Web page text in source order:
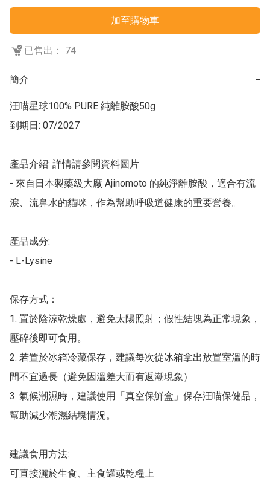
加至購物車
已售出： 74
簡介 −
汪喵星球100% PURE 純離胺酸50g
到期日: 07/2027
產品介紹: 詳情請參閱資料圖片
- 來自日本製藥級大廠 Ajinomoto 的純淨離胺酸，適合有流
淚、流鼻水的貓咪，作為幫助呼吸道健康的重要營養。
產品成分:
- L-Lysine
保存方式：
1. 置於陰涼乾燥處，避免太陽照射；假性結塊為正常現象，
壓碎後即可食用。
2. 若置於冰箱冷藏保存，建議每次從冰箱拿出放置室溫的時
間不宜過長（避免因溫差大而有返潮現象）
3. 氣候潮濕時，建議使用「真空保鮮盒」保存汪喵保健品，
幫助減少潮濕結塊情況。
建議食用方法:
可直接灑於生食、主食罐或乾糧上